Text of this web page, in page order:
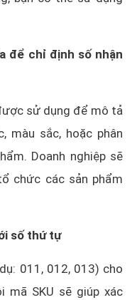
để chỉ định số nhận
sử dụng để mô tả
màu sắc, hoặc phân
Doanh nghiệp sẽ
chức các sản phẩm
số thứ tự
011, 012, 013) cho
mã SKU sẽ giúp xác